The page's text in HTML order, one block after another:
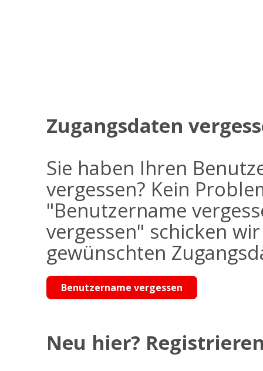
Zugangsdaten
Sie haben Ihren
vergessen? Kein
"Benutzername
vergessen" schicken
gewünschten
Benutzername vergessen
Neu hier?